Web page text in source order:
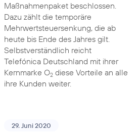
Maßnahmenpaket beschlossen.
Dazu zählt die temporäre
Mehrwertsteuersenkung, die ab
heute bis Ende des Jahres gilt.
Selbstverständlich reicht
Telefónica Deutschland mit ihrer
Kernmarke O2diese Vorteile an alle
ihre Kunden weiter.
29. Juni 2020